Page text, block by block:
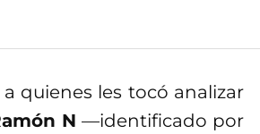
quienes les tocó analizar
N —identificado por